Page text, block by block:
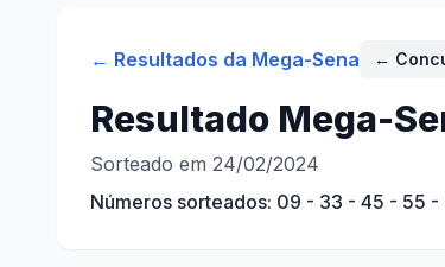
← Resultados da Mega-Sena ←
Resultado Mega-
Sorteado em 24/02/2024
Números sorteados: 09 - 33 - 45 - 55 -